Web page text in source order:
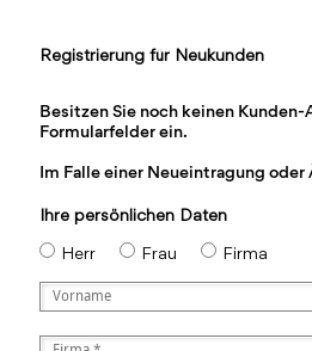
Registrierung für Neukunden
Besitzen Sie noch keinen
Formularfelder ein.
Im Falle einer Neueintragung
Ihre persönlichen Daten
Herr
Frau Firma